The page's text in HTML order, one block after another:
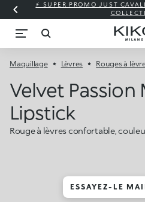
⚡ SUPER PROMO JUST
Maquillage Lèvres Rouges à
Velvet Passion
Lipstick
Rouge à lèvres confortable,
ESSAYEZ-LE